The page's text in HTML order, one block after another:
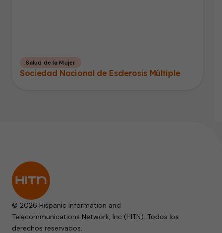
Salud de la Mujer
Sociedad Nacional de Esclerosis Múltiple
© 2026 Hispanic Information and
Telecommunications Network, Inc (HITN). Todos los
derechos reservados.